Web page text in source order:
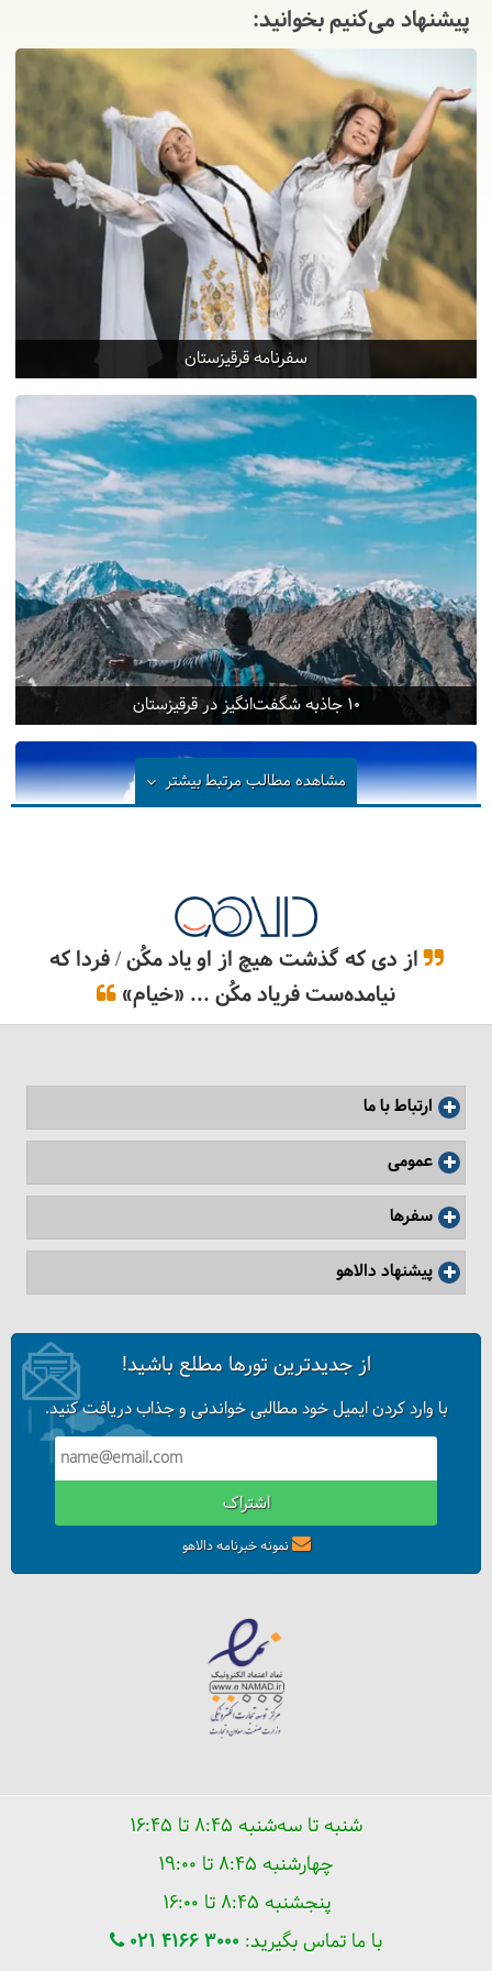
9 جمعه September 12, 2025 | 1404/06/21
حوالی بامداد به فرودگاه می‌رویم و به سوی دبی پرواز
می‌کنیم. طبق برنامه توقفی در سالن ترانزیت خواهیم
داشت. مجددا بسوی تهران پرواز می‌کنیم و حوالی عصر با
خاطراتی خوش از دیار قرقیزها به تهران می‌رسیم.
پیشنهاد می‌کنیم بخوانید:
سفرنامه قرقیزستان
10 جاذبه شگفت‌انگیز در قرقیزستان
ویزای قرقیزستان مدارک و شرایط جدید
همه چیز درباره واحد پول قرقیزستان
مشاهده مطالب مرتبطبیشتر
از دی که گذشت هیچ از او یاد مکُن / فردا که
نیامده‌ست فریاد مکُن ... «خیام»
ارتباط با ما
عمومی
سفرها
پیشنهاد دالاهو
از جدیدترین تورها مطلع باشید!
با وارد کردن ایمیل خود مطالبی خواندنی و جذاب دریافت کنید.
اشتراک
نمونه خبرنامه دالاهو
شنبه تا سه‌شنبه ۸:۴۵ تا ۱۶:۴۵
چهارشنبه ۸:۴۵ تا ۱۹:۰۰
پنجشنبه ۸:۴۵ تا ۱۶:۰۰
با ما تماس بگیرید: 021 4166 3000